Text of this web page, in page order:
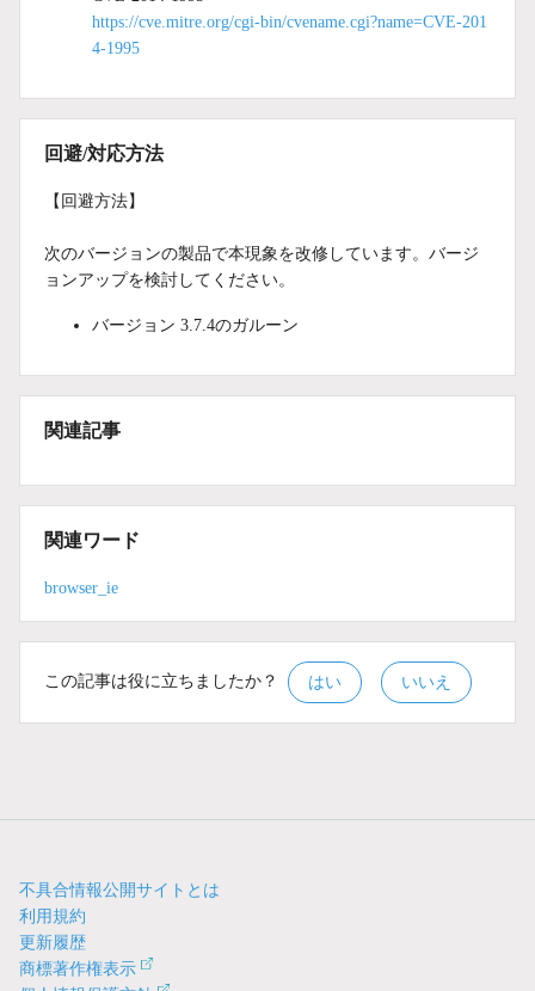
https://cve.mitre.org/cgi-bin/cvename.cgi?name=CVE-201
4-1995
回避/対応方法
【回避方法】
次のバージョンの製品で本現象を改修しています。バージ
ョンアップを検討してください。
バージョン 3.7.4のガルーン
関連記事
関連ワード
browser_ie
この記事は役に立ちましたか？ はい いいえ
不具合情報公開サイトとは
利用規約
更新履歴
商標著作権表示